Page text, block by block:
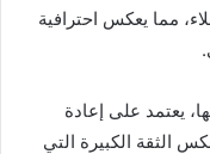
مما يعكس احترافية
يعتمد على إعادة
الثقة الكبيرة التي